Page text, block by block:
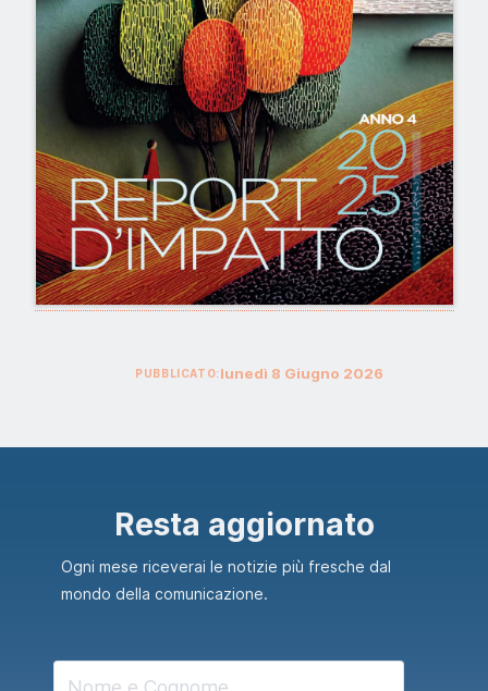
PUBBLICATO:lunedì 8 Giugno 2026
Resta aggiornato
Ogni mese riceverai le notizie più fresche dal
mondo della comunicazione.